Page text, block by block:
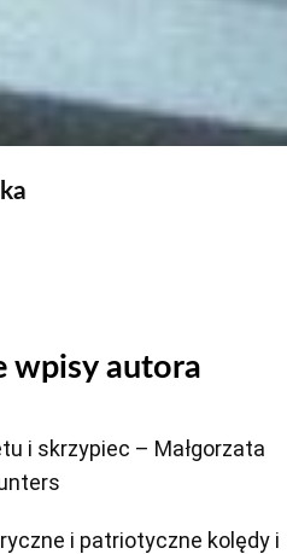
wpisy autora
i skrzypiec – Małgorzata
i patriotyczne kolędy i